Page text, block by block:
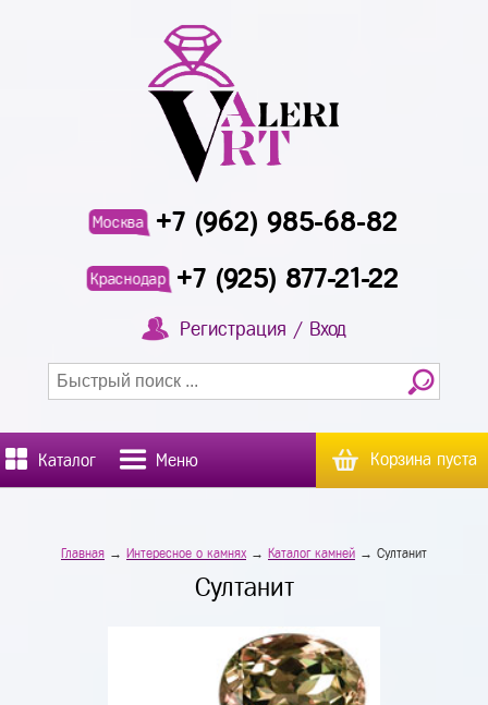
Москва +7 (962) 985-68-82
Краснодар +7 (925) 877-21-22
Регистрация / Вход
Каталог Меню Корзина пуста
Главная → Интересное о камнях → Каталог камней → Султанит
Султанит